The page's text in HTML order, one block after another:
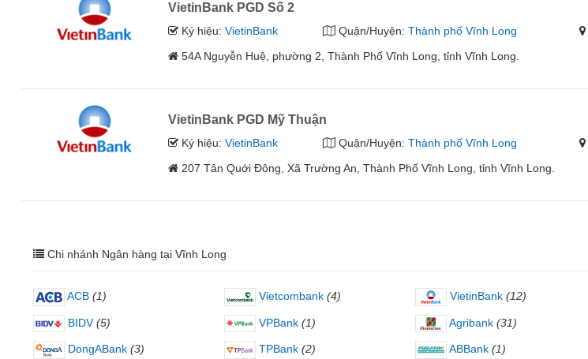
VietinBank PGD Số 2
Ký hiệu:VietinBank Quận/Huyện: Thành phố Vĩnh Long
54A Nguyễn Huệ, phường 2, Thành Phố Vĩnh Long, tỉnh Vĩnh Long.
VietinBank PGD Mỹ Thuận
Ký hiệu:VietinBank Quận/Huyện: Thành phố Vĩnh Long
207 Tân Quới Đông, Xã Trường An, Thành Phố Vĩnh Long, tỉnh Vĩnh Long.
Chi nhánh Ngân hàng tại Vĩnh Long
ACB (1) Vietcombank (4) VietinBank (12)
BIDV (5) VPBank (1) Agribank (31)
DongABank (3) TPBank (2) ABBank (1)